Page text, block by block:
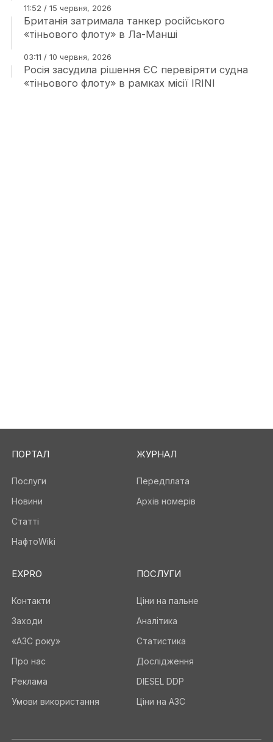
11:52 / 15 червня, 2026
Британія затримала танкер російського
«тіньового флоту» в Ла-Манші
03:11 / 10 червня, 2026
Росія засудила рішення ЄС перевіряти судна
«тіньового флоту» в рамках місії IRINI
ПОРТАЛ
Послуги
Новини
Статті
НафтоWiki
ЖУРНАЛ
Передплата
Архів номерів
EXPRO
Контакти
Заходи
«АЗС року»
Про нас
Реклама
Умови використання
ПОСЛУГИ
Ціни на пальне
Аналітика
Статистика
Дослідження
DIESEL DDP
Ціни на АЗС